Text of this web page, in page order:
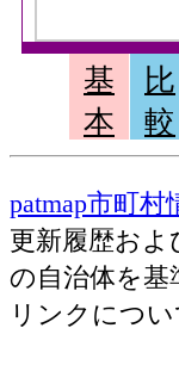
基
本
比
較
patmap市町
更新履歴お
の自治体を
リンクにつ